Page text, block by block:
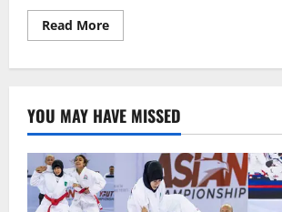
Read MoreRead
more
چلتی
ٹرین
کے
نیچے
لیٹ
گیا
ویڈیو
دیکھئے
YOU MAY HAVE MISSED